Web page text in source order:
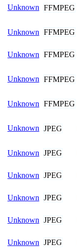
Unknown FFMPEG
Unknown FFMPEG
Unknown FFMPEG
Unknown FFMPEG
Unknown FFMPEG
Unknown JPEG
Unknown JPEG
Unknown JPEG
Unknown JPEG
Unknown JPEG
Unknown JPEG